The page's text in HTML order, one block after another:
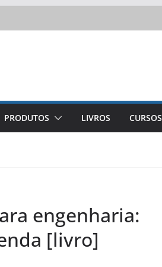
PRODUTOS LIVROS CURSOS
engenharia:
[livro]